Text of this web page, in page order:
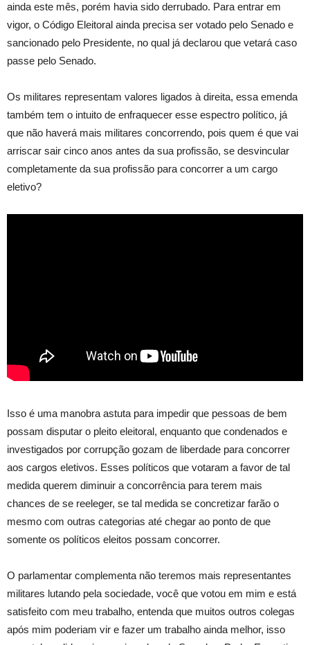
ainda este mês, porém havia sido derrubado. Para entrar em
vigor, o Código Eleitoral ainda precisa ser votado pelo Senado e
sancionado pelo Presidente, no qual já declarou que vetará caso
passe pelo Senado.
Os militares representam valores ligados à direita, essa emenda
também tem o intuito de enfraquecer esse espectro político, já
que não haverá mais militares concorrendo, pois quem é que vai
arriscar sair cinco anos antes da sua profissão, se desvincular
completamente da sua profissão para concorrer a um cargo
eletivo?
Isso é uma manobra astuta para impedir que pessoas de bem
possam disputar o pleito eleitoral, enquanto que condenados e
investigados por corrupção gozam de liberdade para concorrer
aos cargos eletivos. Esses políticos que votaram a favor de tal
medida querem diminuir a concorrência para terem mais
chances de se reeleger, se tal medida se concretizar farão o
mesmo com outras categorias até chegar ao ponto de que
somente os políticos eleitos possam concorrer.
O parlamentar complementa não teremos mais representantes
militares lutando pela sociedade, você que votou em mim e está
satisfeito com meu trabalho, entenda que muitos outros colegas
após mim poderiam vir e fazer um trabalho ainda melhor, isso